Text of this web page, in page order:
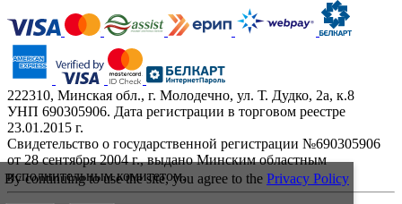
222310, Минская обл., г. Молодечно, ул. Т. Дудко, 2а, к.8
УНП 690305906. Дата регистрации в торговом реестре
23.01.2015 г.
Свидетельство о государственной регистрации №690305906
от 28 сентября 2004 г., выдано Минским областным
исполнительным комитетом.
By continuing to use the site, you agree to the Privacy Policy